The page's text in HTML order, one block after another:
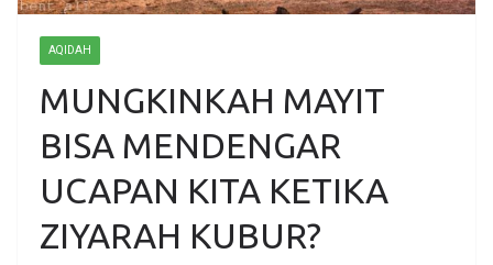
AQIDAH
MUNGKINKAH MAYIT
BISA MENDENGAR
UCAPAN KITA KETIKA
ZIYARAH KUBUR?